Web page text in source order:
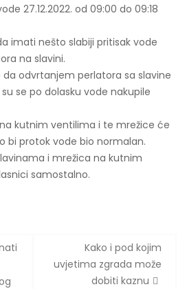
27.12.2022. od 09:00 do 09:18
imati nešto slabiji pritisak vode
na slavini.
da odvrtanjem perlatora sa slavine
se po dolasku vode nakupile
kutnim ventilima i te mrežice će
bi protok vode bio normalan.
i mrežica na kutnim
samostalno.
Kako i pod kojim
uvjetima zgrada može
dobiti kaznu